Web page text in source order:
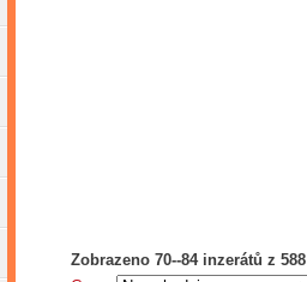
Zobrazeno 70--84 inzerátů z 588